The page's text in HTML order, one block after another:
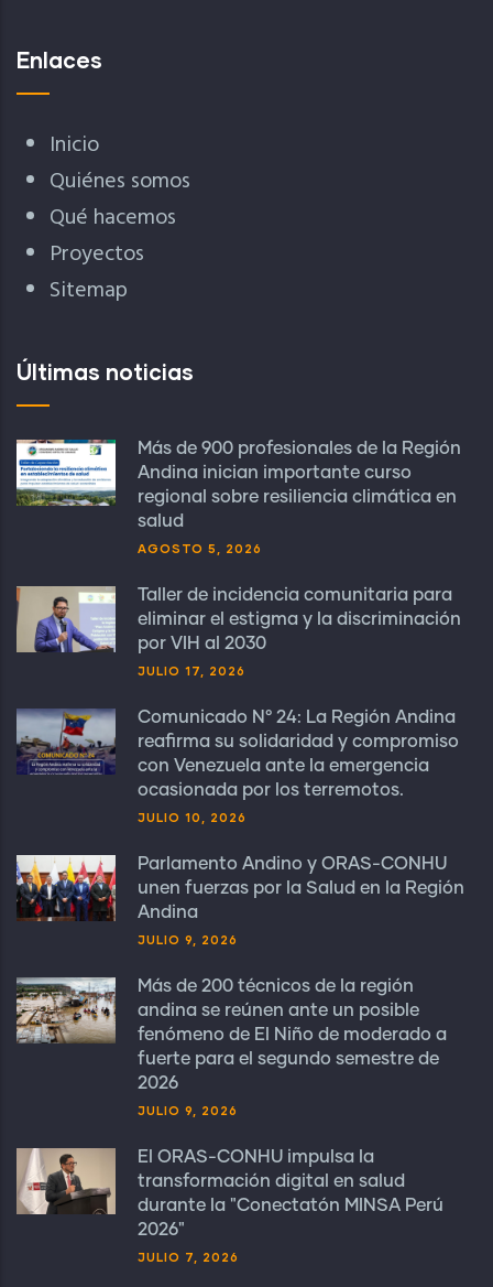
Enlaces
Inicio
Quiénes somos
Qué hacemos
Proyectos
Sitemap
Últimas noticias
Más de 900 profesionales de la Región
Andina inician importante curso
regional sobre resiliencia climática en
salud
AGOSTO 5, 2026
Taller de incidencia comunitaria para
eliminar el estigma y la discriminación
por VIH al 2030
JULIO 17, 2026
Comunicado N° 24: La Región Andina
reafirma su solidaridad y compromiso
con Venezuela ante la emergencia
ocasionada por los terremotos.
JULIO 10, 2026
Parlamento Andino y ORAS-CONHU
unen fuerzas por la Salud en la Región
Andina
JULIO 9, 2026
Más de 200 técnicos de la región
andina se reúnen ante un posible
fenómeno de El Niño de moderado a
fuerte para el segundo semestre de
2026
JULIO 9, 2026
El ORAS-CONHU impulsa la
transformación digital en salud
durante la "Conectatón MINSA Perú
2026"
JULIO 7, 2026